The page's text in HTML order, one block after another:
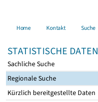
Home Kontakt Suche
STATISTISCHE DATEN
Sachliche Suche
Regionale Suche
Kürzlich bereitgestellte Daten